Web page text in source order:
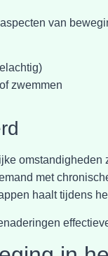
van
zwemmen
omstandigheden
met
haalt tijdens